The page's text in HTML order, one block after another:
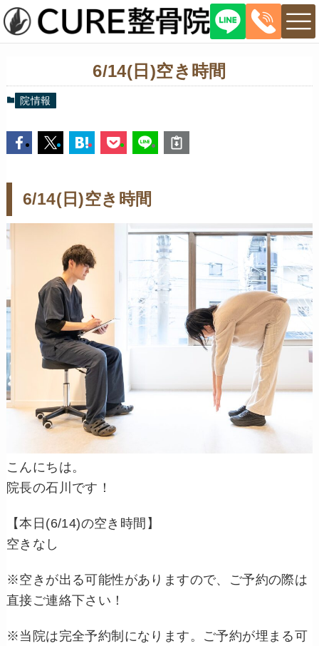
6/14(日)空き時間
院情報
6/14(日)空き時間
こんにちは。
院長の石川です！
【本日(6/14)の空き時間】
空きなし
※空きが出る可能性がありますので、ご予約の際は
直接ご連絡下さい！
※当院は完全予約制になります。ご予約が埋まる可